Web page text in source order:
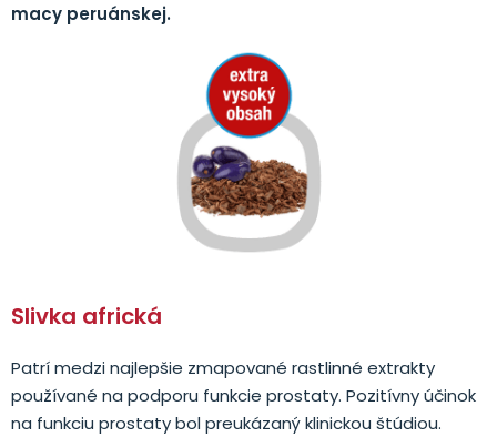
macy peruánskej.
Slivka africká
Patrí medzi najlepšie zmapované rastlinné extrakty
používané na podporu funkcie prostaty. Pozitívny účinok
na funkciu prostaty bol preukázaný klinickou štúdiou.